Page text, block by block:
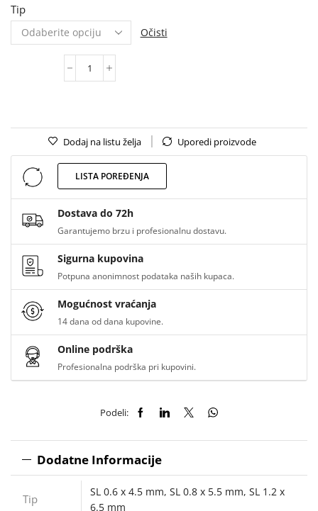
Tip
Očisti
Dodaj na listu želja Uporedi proizvode
LISTA POREĐENJA
Dostava do 72h
Garantujemo brzu i profesionalnu dostavu.
Sigurna kupovina
Potpuna anonimnost podataka naših kupaca.
Mogućnost vraćanja
14 dana od dana kupovine.
Online podrška
Profesionalna podrška pri kupovini.
Podeli:
Dodatne Informacije
Tip
SL 0.6 x 4.5 mm, SL 0.8 x 5.5 mm, SL 1.2 x
6.5 mm